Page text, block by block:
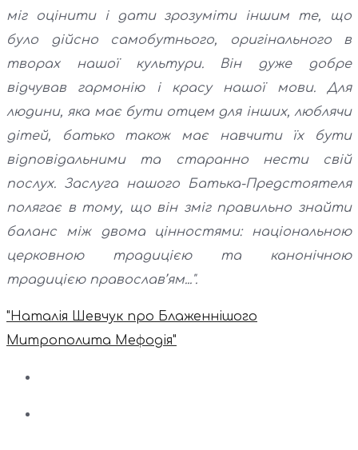
міг оцінити і дати зрозуміти іншим те, що
було дійсно самобутнього, оригінального в
творах нашої культури. Він дуже добре
відчував гармонію і красу нашої мови. Для
людини, яка має бути отцем для інших, люблячи
дітей, батько також має навчити їх бути
відповідальними та старанно нести свій
послух. Заслуга нашого Батька-Предстоятеля
полягає в тому, що він зміг правильно знайти
баланс між двома цінностями: національною
церковною традицією та канонічною
традицією православ’ям...".
"Наталія Шевчук про Блаженнішого
Митрополита Мефодія"